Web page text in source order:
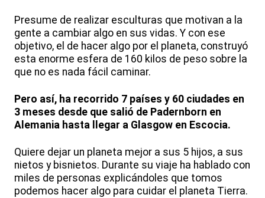
Presume de realizar esculturas que motivan a la
gente a cambiar algo en sus vidas. Y con ese
objetivo, el de hacer algo por el planeta, construyó
esta enorme esfera de 160 kilos de peso sobre la
que no es nada fácil caminar.
Pero así, ha recorrido 7 países y 60 ciudades en
3 meses desde que salió de Padernborn en
Alemania hasta llegar a Glasgow en Escocia.
Quiere dejar un planeta mejor a sus 5 hijos, a sus
nietos y bisnietos. Durante su viaje ha hablado con
miles de personas explicándoles que tomos
podemos hacer algo para cuidar el planeta Tierra.